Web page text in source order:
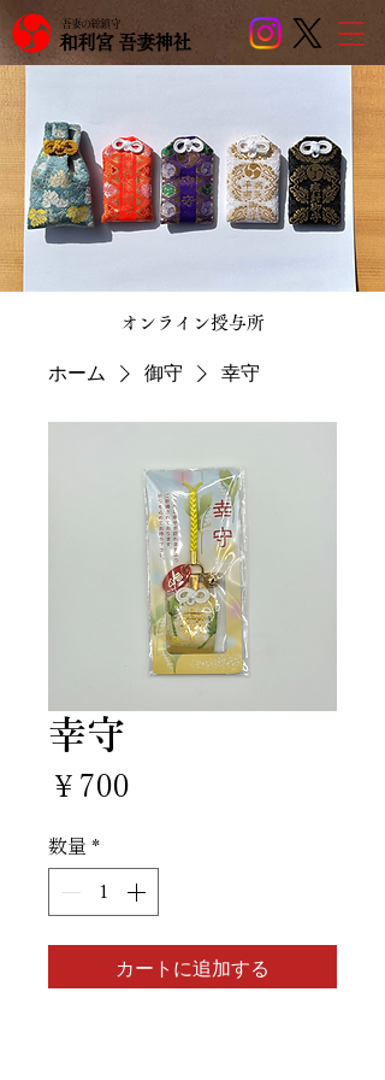
和利宮 吾妻神社
吾妻の総鎮守
​オンライン授与所
ホーム 御守 幸守
幸守
￥700
数量 *
カートに追加する